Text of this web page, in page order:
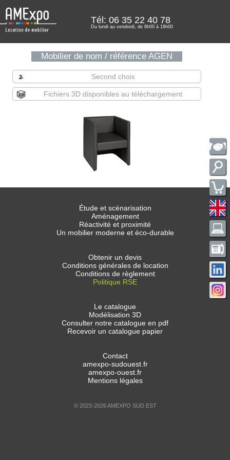
Tél: 06 35 22 40 78
Du lundi au vendredi, de 8h00 à 18h00
Mobilier de nom / référence AGEN
Second choix
Fichiers 3D disponibles au téléchargement
Étude et scénarisation
Aménagement
Réactivité et proximité
Un mobilier moderne et éco-durable
Obtenir un devis
Conditions générales de location
Conditions de règlement
Politique RSE
Le catalogue
Modélisation 3D
Consulter notre catalogue en pdf
Recevoir un catalogue papier
Contact
amexpo-sudouest.fr
amexpo-ouest.fr
Mentions légales
© 2023-2026 AMEXPO SUD EST